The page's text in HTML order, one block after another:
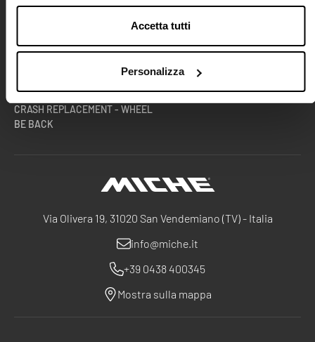
Accetta tutti
Personalizza
Via Olivera 19, 31020 San Vendemiano (TV) - Italia
info@miche.it
+39 0438 400345
Mostra sulla mappa
PUNTI VENDITA
SQUADRE E ATLETI
ESTENSIONE GARANZIA RUOTE
CRASH REPLACEMENT - WHEEL
BE BACK
DOCUMENTAZIONE TECNICA
AREA B2B